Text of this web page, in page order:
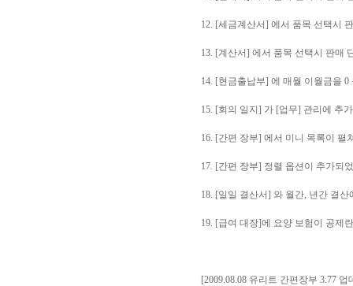
12. [세금계산서] 에서 품목 선택시
13. [계산서] 에서 품목 선택시 판매
14. [현금출납부] 에 매월 이월금을
15. [회의 일지] 가 [업무] 관리에 추
16. [간편 장부] 에서 미니 목록이 펼
17. [간편 장부] 정렬 옵션이 추가되
18. [일일 결산서] 와 월간, 년간 결
19. [급여 대장]에 요양 보험이 공제
[2009.08.08 유리트 간편장부 3.77 업